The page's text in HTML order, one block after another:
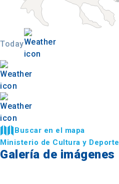
Today
Buscar en el mapa
Ministerio de Cultura y Deporte
Galería de imágenes